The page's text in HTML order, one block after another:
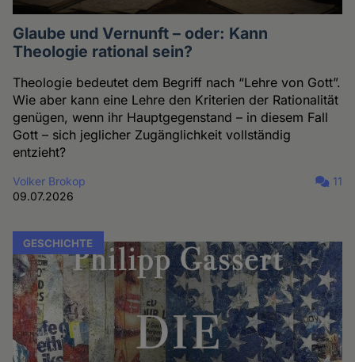
Glaube und Vernunft – oder: Kann
Theologie rational sein?
Theologie bedeutet dem Begriff nach “Lehre von Gott”.
Wie aber kann eine Lehre den Kriterien der Rationalität
genügen, wenn ihr Hauptgegenstand – in diesem Fall
Gott – sich jeglicher Zugänglichkeit vollständig
entzieht?
Volker Brokop
09.07.2026
11
GESCHICHTE